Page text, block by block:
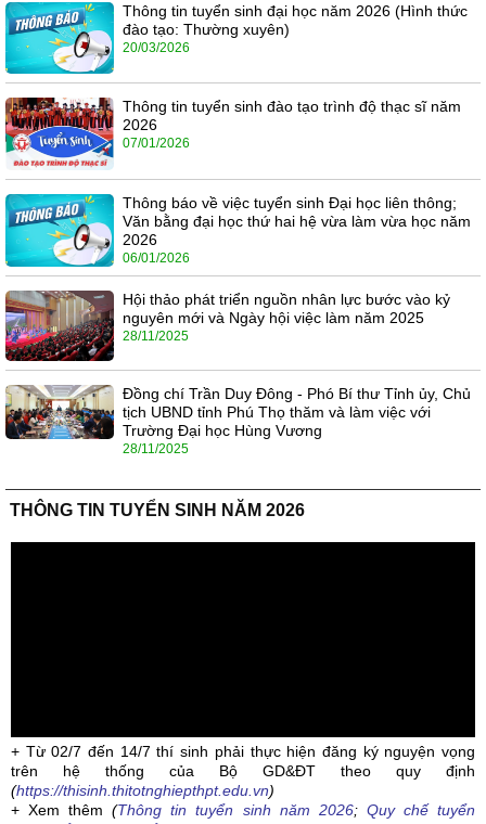
Thông tin tuyển sinh đại học năm 2026 (Hình thức
đào tạo: Thường xuyên)
20/03/2026
Thông tin tuyển sinh đào tạo trình độ thạc sĩ năm
2026
07/01/2026
Thông báo về việc tuyển sinh Đại học liên thông;
Văn bằng đại học thứ hai hệ vừa làm vừa học năm
2026
06/01/2026
Hội thảo phát triển nguồn nhân lực bước vào kỷ
nguyên mới và Ngày hội việc làm năm 2025
28/11/2025
Đồng chí Trần Duy Đông - Phó Bí thư Tỉnh ủy, Chủ
tịch UBND tỉnh Phú Thọ thăm và làm việc với
Trường Đại học Hùng Vương
28/11/2025
THÔNG TIN TUYỂN SINH NĂM 2026
+ Từ 02/7 đến 14/7 thí sinh phải thực hiện đăng ký nguyện vọng
trên hệ thống của Bộ GD&ĐT theo quy định
(https://thisinh.thitotnghiepthpt.edu.vn)
+ Xem thêm(Thông tin tuyển sinh năm 2026; Quy chế tuyển